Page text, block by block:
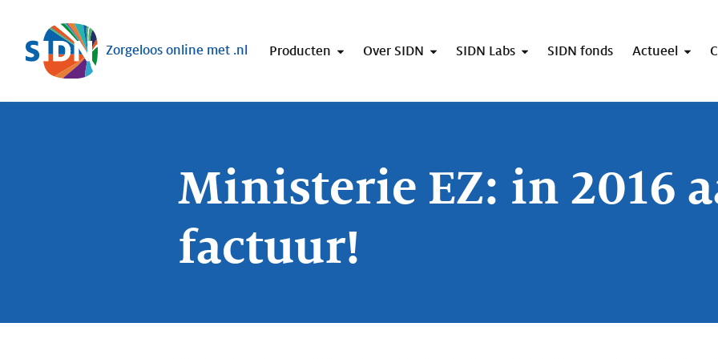
Sla navigatie over
Zorgeloos online met .nl Producten Over SIDN SIDN Labs SIDN fonds Actueel
Ministerie EZ: in 2016
factuur!